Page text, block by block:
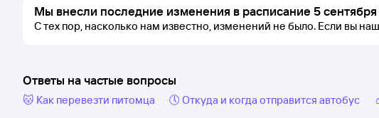
Мы внесли последние изменения в расписание 5
С тех пор, насколько нам известно, изменений не было. Если вы
Ответы на частые вопросы
🐱 Как перевезти питомца 🕔 Откуда и когда отправится автобус